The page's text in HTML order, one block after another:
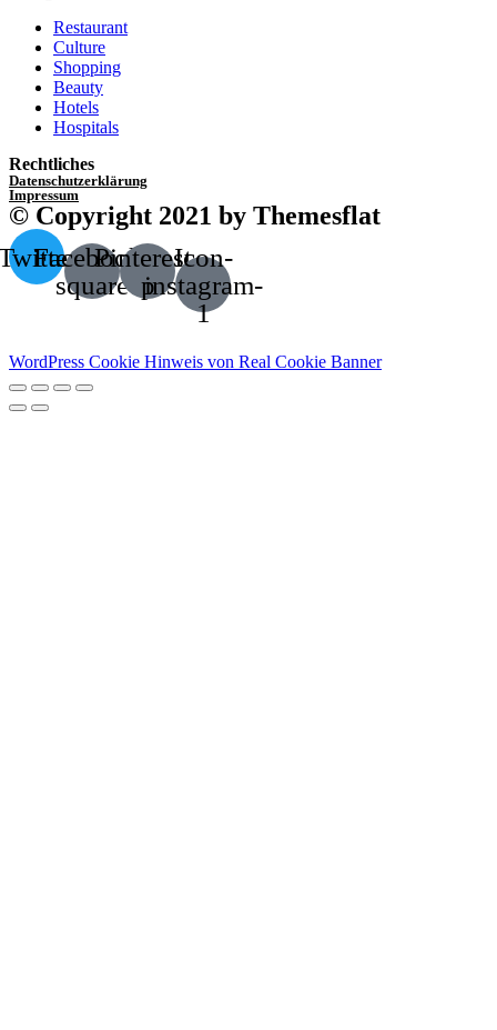
Restaurant
Culture
Shopping
Beauty
Hotels
Hospitals
Rechtliches
Datenschutzerklärung
Impressum
© Copyright 2021 by Themesflat
Facebook-
square
Pinterest-
p
Icon-
instagram-
1
WordPress Cookie Hinweis von Real Cookie Banner